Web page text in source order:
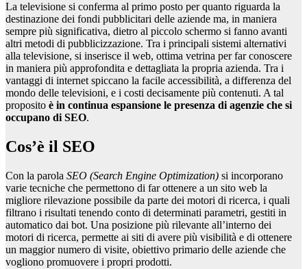
La televisione si conferma al primo posto per quanto riguarda la
destinazione dei fondi pubblicitari delle aziende ma, in maniera
sempre più significativa, dietro al piccolo schermo si fanno avanti
altri metodi di pubblicizzazione. Tra i principali sistemi alternativi
alla televisione, si inserisce il web, ottima vetrina per far conoscere
in maniera più approfondita e dettagliata la propria azienda. Tra i
vantaggi di internet spiccano la facile accessibilità, a differenza del
mondo delle televisioni, e i costi decisamente più contenuti. A tal
proposito è in continua espansione le presenza di agenzie che si
occupano di SEO.
Cos’è il SEO
Con la parola SEO (Search Engine Optimization) si incorporano
varie tecniche che permettono di far ottenere a un sito web la
migliore rilevazione possibile da parte dei motori di ricerca, i quali
filtrano i risultati tenendo conto di determinati parametri, gestiti in
automatico dai bot. Una posizione più rilevante all’interno dei
motori di ricerca, permette ai siti di avere più visibilità e di ottenere
un maggior numero di visite, obiettivo primario delle aziende che
vogliono promuovere i propri prodotti.